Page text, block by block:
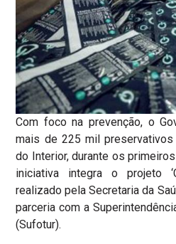
Com foco na prevenção, o
mais de 225 mil
do Interior, durante os
iniciativa integra o projeto
realizado pela Secretaria da
parceria com a
(Sufotur).